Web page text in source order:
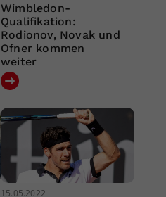
Wimbledon-
Qualifikation:
Rodionov, Novak und
Ofner kommen
weiter
15.05.2022